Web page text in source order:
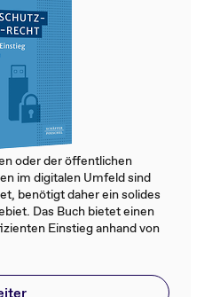
oder der öffentlichen
im digitalen Umfeld sind
benötigt daher ein solides
Das Buch bietet einen
Einstieg anhand von